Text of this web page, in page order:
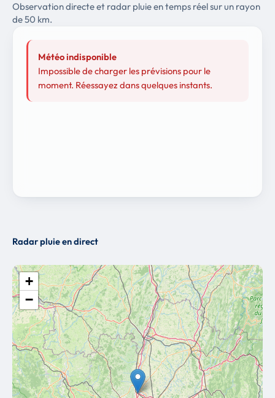
Observation directe et radar pluie en temps réel sur un rayon
de 50 km.
Météo indisponible
Impossible de charger les prévisions pour le
moment. Réessayez dans quelques instants.
Radar pluie en direct
+
−